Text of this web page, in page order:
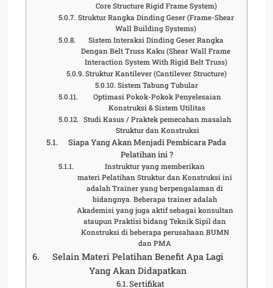
Core Structure Rigid Frame System)
Struktur Rangka Dinding Geser (Frame-Shear
Wall Building Systems)
Sistem Interaksi Dinding Geser Rangka
Dengan Belt Truss Kaku (Shear Wall Frame
Interaction System With Rigid Belt Truss)
Struktur Kantilever (Cantilever Structure)
Sistem Tabung Tubular
Optimasi Pokok-Pokok Penyelesaian
Konstruksi & Sistem Utilitas
Studi Kasus / Praktek pemecahan masalah
Struktur dan Konstruksi
Siapa Yang Akan Menjadi Pembicara Pada
Pelatihan ini ?
Instruktur yang memberikan
materi Pelatihan Struktur dan Konstruksi ini
adalah Trainer yang berpengalaman di
bidangnya. Beberapa trainer adalah
Akademisi yang juga aktif sebagai konsultan
ataupun Praktisi bidang Teknik Sipil dan
Konstruksi di beberapa perusahaan BUMN
dan PMA
Selain Materi Pelatihan Benefit Apa Lagi
Yang Akan Didapatkan
Sertifikat